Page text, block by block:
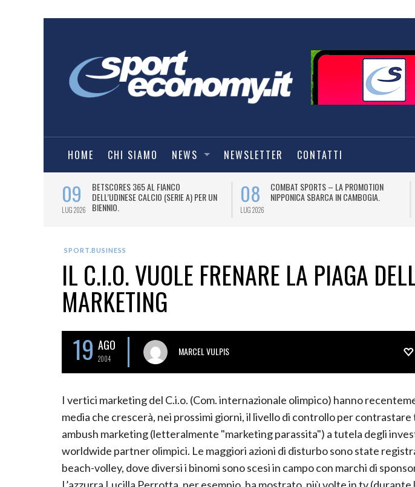
HOME CHI SIAMO NEWS NEWSLETTER CONTATTI
09
LUG 2026
BETSCORES 365 AL FIANCO
DELL’UDINESE CALCIO (SERIE A) PER UN
BIENNIO.
08
LUG 2026
COMBAT SPORTS – LA PROMOTION
NIPPONICA SBARCA IN CAMBOGIA.
SPORT.BUSINESS
IL C.I.O. VUOLE FRENARE LA PIAGA
MARKETING
19 AGO
2004
MARCEL VULPIS
I vertici marketing del C.i.o. (Com. internazionale olimpico) hanno
media che crescerà, nei prossimi giorni, il livello di controllo per
ambush marketing (letteralmente "marketing parassita") a tutela degli
worldwide partner olimpici. Le maggiori azioni di disturbo sono state
beach-volley, dove diversi i binomi sono scesi in campo con marchi di